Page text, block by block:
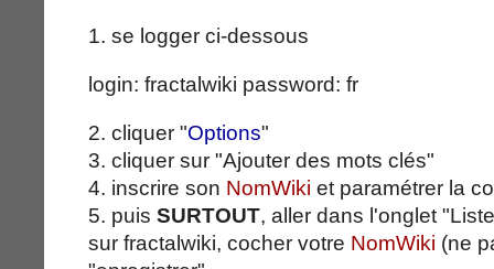
1. se logger ci-dessous
login: fractalwiki password: fr
2. cliquer "Options"
3. cliquer sur "Ajouter des mots clés"
4. inscrire son NomWiki et paramétrer la
5. puis SURTOUT, aller dans l'onglet
sur fractalwiki, cocher votre NomWiki (ne